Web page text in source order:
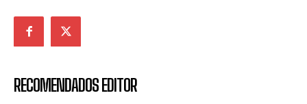
RECOMENDADOS EDITOR